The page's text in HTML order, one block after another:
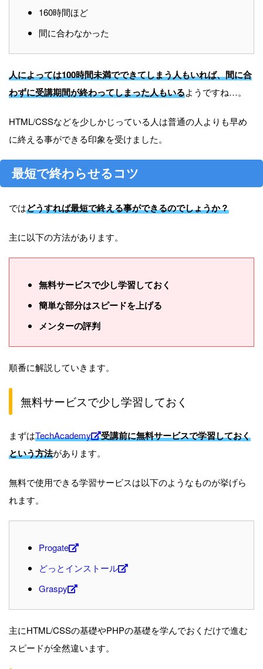
160時間ほど
間に合わなかった
人によっては100時間未満でできてしまう人もいれば、間に合
わずに受講期間が終わってしまった人もいるようですね…。
HTML/CSSなどを少しかじっている人は普通の人よりも早め
に終える事ができる印象を受けました。
最短で終わらせるコツ
ではどうすれば最短で終える事ができるのでしょうか？
主に以下の方法があります。
無料サービスで少し学習しておく
簡単な部分はスピードを上げる
メンターの評判
順番に解説していきます。
無料サービスで少し学習しておく
まずはTechAcademy
受講前に無料サービスで学習しておく
という方法があります。
無料で使用できる学習サービスは以下のようなものが挙げら
れます。
Progate
どっとインストール
Graspy
主にHTML/CSSの基礎やPHPの基礎を学んでおくだけで進む
スピードが全然違います。